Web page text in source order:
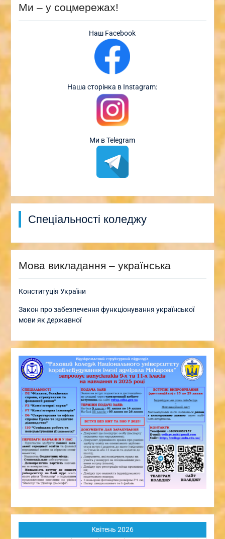
Ми – у соцмережах!
Наш Facebook
Наша сторінка в Instagram:
Ми в Telegram
Спеціальності коледжу
Мова викладання – українська
Конституція України
Закон про забезпечення функціонування української
мови як державної
Квітень 2026